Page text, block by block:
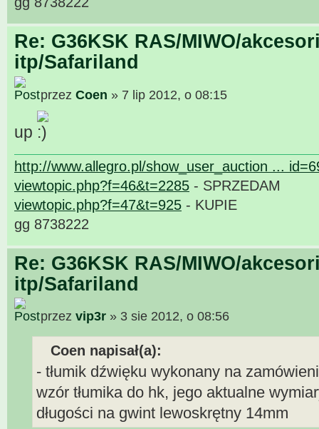
Re: G36KSK RAS/MIWO/
itp/Safariland
przez Coen » 7 lip 2012, o 08:15
up
http://www.allegro.pl/show_user_auction ...
viewtopic.php?f=46&t=2285 - SPRZEDAM
viewtopic.php?f=47&t=925 - KUPIE
gg 8738222
Re: G36KSK RAS/MIWO/
itp/Safariland
przez vip3r » 3 sie 2012, o 08:56
Coen napisał(a):
- tłumik dźwięku wykonany na
wzór tłumika do hk, jego aktualne
długości na gwint lewoskrętny 14mm